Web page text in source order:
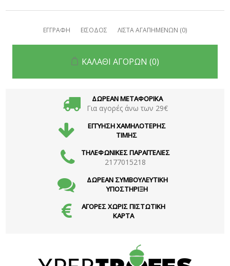
ΕΓΓΡΑΦΗ ΕΙΣΟΔΟΣ ΛΙΣΤΑ ΑΓΑΠΗΜΕΝΩΝ (0)
ΚΑΛΑΘΙ ΑΓΟΡΩΝ (0)
ΔΩΡΕΑΝ ΜΕΤΑΦΟΡΙΚΑ
Για αγορές άνω των 29€
ΕΓΓΥΗΣΗ ΧΑΜΗΛΟΤΕΡΗΣ
ΤΙΜΗΣ
ΤΗΛΕΦΩΝΙΚΕΣ ΠΑΡΑΓΓΕΛΙΕΣ
2177015218
ΔΩΡΕΑΝ ΣΥΜΒΟΥΛΕΥΤΙΚΗ
ΥΠΟΣΤΗΡΙΞΗ
ΑΓΟΡΕΣ ΧΩΡΙΣ ΠΙΣΤΩΤΙΚΗ
ΚΑΡΤΑ